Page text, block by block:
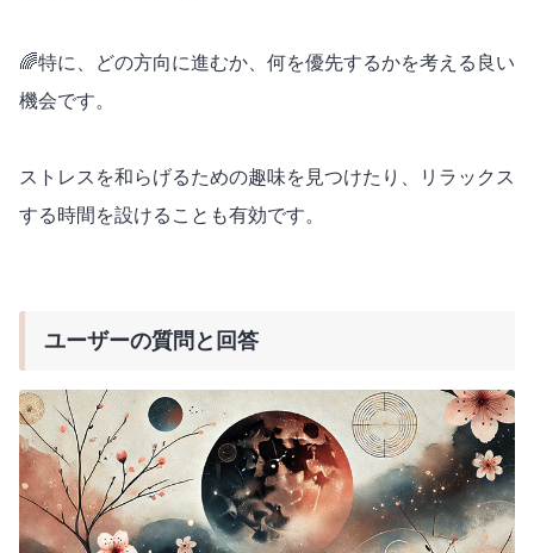
🌈特に、どの方向に進むか、何を優先するかを考える良い
機会です。
ストレスを和らげるための趣味を見つけたり、リラックス
する時間を設けることも有効です。
ユーザーの質問と回答